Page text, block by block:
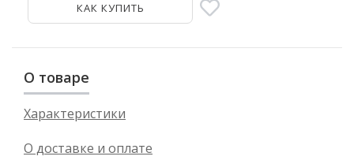
КАК КУПИТЬ
О товаре
Характеристики
О доставке и оплате